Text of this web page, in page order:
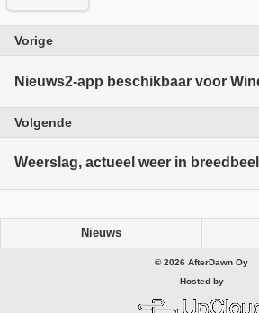
Vorige
Nieuws2-app beschikbaar voor
Volgende
Weerslag, actueel weer in
Nieuws
© 2026 AfterDawn Oy
Hosted by